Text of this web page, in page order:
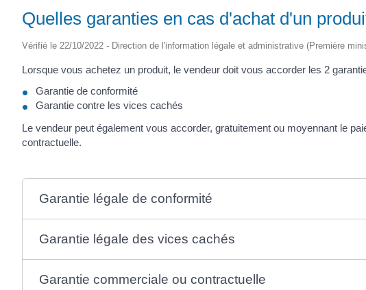
(17430)
Quelles garanties en cas d'achat d'un
Vérifié le 22/10/2022 - Direction de l'information légale et administrative (Première
Lorsque vous achetez un produit, le vendeur doit vous accorder les 2
Garantie de conformité
Garantie contre les vices cachés
Le vendeur peut également vous accorder, gratuitement ou moyennant le
contractuelle.
Garantie légale de conformité
Garantie légale des vices cachés
Garantie commerciale ou contractuelle